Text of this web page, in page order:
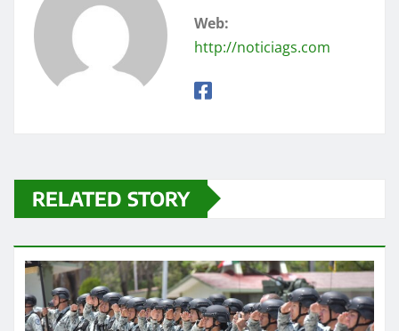
Web:
http://noticiags.com
RELATED STORY